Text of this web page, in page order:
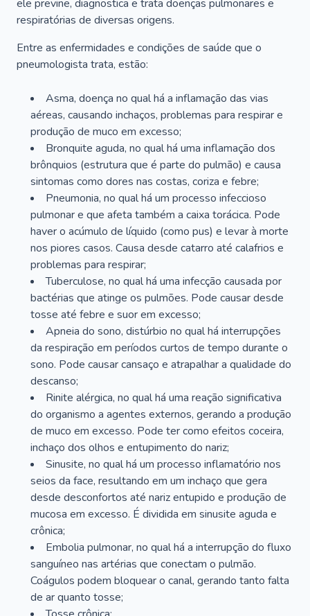
ele previne, diagnostica e trata doenças pulmonares e
respiratórias de diversas origens.
Entre as enfermidades e condições de saúde que o
pneumologista trata, estão:
Asma, doença no qual há a inflamação das vias
aéreas, causando inchaços, problemas para respirar e
produção de muco em excesso;
Bronquite aguda, no qual há uma inflamação dos
brônquios (estrutura que é parte do pulmão) e causa
sintomas como dores nas costas, coriza e febre;
Pneumonia, no qual há um processo infeccioso
pulmonar e que afeta também a caixa torácica. Pode
haver o acúmulo de líquido (como pus) e levar à morte
nos piores casos. Causa desde catarro até calafrios e
problemas para respirar;
Tuberculose, no qual há uma infecção causada por
bactérias que atinge os pulmões. Pode causar desde
tosse até febre e suor em excesso;
Apneia do sono, distúrbio no qual há interrupções
da respiração em períodos curtos de tempo durante o
sono. Pode causar cansaço e atrapalhar a qualidade do
descanso;
Rinite alérgica, no qual há uma reação significativa
do organismo a agentes externos, gerando a produção
de muco em excesso. Pode ter como efeitos coceira,
inchaço dos olhos e entupimento do nariz;
Sinusite, no qual há um processo inflamatório nos
seios da face, resultando em um inchaço que gera
desde desconfortos até nariz entupido e produção de
mucosa em excesso. É dividida em sinusite aguda e
crônica;
Embolia pulmonar, no qual há a interrupção do fluxo
sanguíneo nas artérias que conectam o pulmão.
Coágulos podem bloquear o canal, gerando tanto falta
de ar quanto tosse;